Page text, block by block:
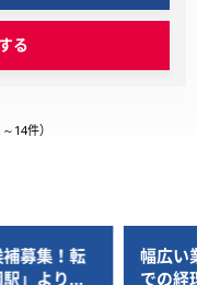
る
14件）
ている企業
グロー
成長企